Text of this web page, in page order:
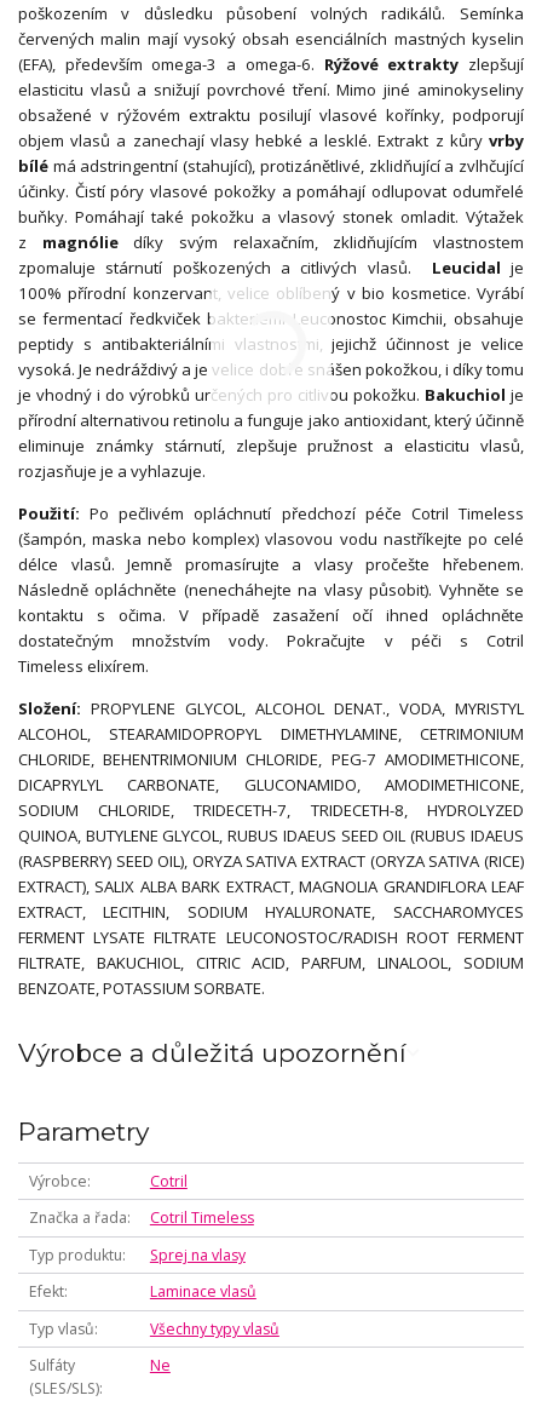
poškozením v důsledku působení volných radikálů. Semínka
červených malin mají vysoký obsah esenciálních mastných kyselin
(EFA), především omega-3 a omega-6. Rýžové extrakty zlepšují
elasticitu vlasů a snižují povrchové tření. Mimo jiné aminokyseliny
obsažené v rýžovém extraktu posilují vlasové kořínky, podporují
objem vlasů a zanechají vlasy hebké a lesklé. Extrakt z kůry vrby
bílé má adstringentní (stahující), protizánětlivé, zklidňující a zvlhčující
účinky. Čistí póry vlasové pokožky a pomáhají odlupovat odumřelé
buňky. Pomáhají také pokožku a vlasový stonek omladit. Výtažek
z magnóliedíky svým relaxačním, zklidňujícím vlastnostem
zpomaluje stárnutí poškozených a citlivých vlasů. Leucidal je
100% přírodní konzervant, velice oblíbený v bio kosmetice. Vyrábí
se fermentací ředkviček bakteriemi Leuconostoc Kimchii, obsahuje
peptidy s antibakteriálními vlastnostmi, jejichž účinnost je velice
vysoká. Je nedráždivý a je velice dobře snášen pokožkou, i díky tomu
je vhodný i do výrobků určených pro citlivou pokožku. Bakuchiol je
přírodní alternativou retinolu a funguje jako antioxidant, který účinně
eliminuje známky stárnutí, zlepšuje pružnost a elasticitu vlasů,
rozjasňuje je a vyhlazuje.
Použití:Po pečlivém opláchnutí předchozí péče Cotril Timeless
(šampón, maska nebo komplex) vlasovou vodu nastříkejte po celé
délce vlasů. Jemně promasírujte a vlasy pročešte hřebenem.
Následně opláchněte (nenecháhejte na vlasy působit). Vyhněte se
kontaktu s očima. V případě zasažení očí ihned opláchněte
dostatečným množstvím vody. Pokračujte v péči s Cotril
Timeless elixírem.
Složení: PROPYLENE GLYCOL, ALCOHOL DENAT., VODA, MYRISTYL
ALCOHOL, STEARAMIDOPROPYL DIMETHYLAMINE, CETRIMONIUM
CHLORIDE, BEHENTRIMONIUM CHLORIDE, PEG-7 AMODIMETHICONE,
DICAPRYLYL CARBONATE, GLUCONAMIDO, AMODIMETHICONE,
SODIUM CHLORIDE, TRIDECETH-7, TRIDECETH-8, HYDROLYZED
QUINOA, BUTYLENE GLYCOL, RUBUS IDAEUS SEED OIL (RUBUS IDAEUS
(RASPBERRY) SEED OIL), ORYZA SATIVA EXTRACT (ORYZA SATIVA (RICE)
EXTRACT), SALIX ALBA BARK EXTRACT, MAGNOLIA GRANDIFLORA LEAF
EXTRACT, LECITHIN, SODIUM HYALURONATE, SACCHAROMYCES
FERMENT LYSATE FILTRATE LEUCONOSTOC/RADISH ROOT FERMENT
FILTRATE, BAKUCHIOL, CITRIC ACID, PARFUM, LINALOOL, SODIUM
BENZOATE, POTASSIUM SORBATE.
Výrobce a důležitá upozornění
Parametry
Výrobce
Cotril
Značka a řada
Cotril Timeless
Typ produktu
Sprej na vlasy
Efekt
Laminace vlasů
Typ vlasů
Všechny typy vlasů
Sulfáty
(SLES/SLS)
Ne